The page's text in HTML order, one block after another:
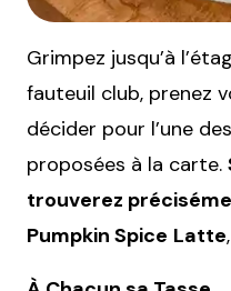
Grimpez jusqu’à
fauteuil club, prenez
décider pour l’une
proposées à la carte.
trouverez
Pumpkin Spice Latte